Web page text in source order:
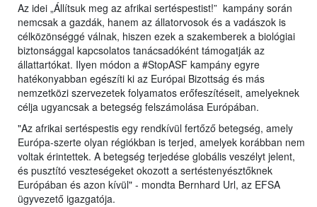
Az idei „Állítsuk meg az afrikai sertéspestist!” kampány során
nemcsak a gazdák, hanem az állatorvosok és a vadászok is
célközönséggé válnak, hiszen ezek a szakemberek a biológiai
biztonsággal kapcsolatos tanácsadóként támogatják az
állattartókat. Ilyen módon a #StopASF kampány egyre
hatékonyabban egészíti ki az Európai Bizottság és más
nemzetközi szervezetek folyamatos erőfeszítéseit, amelyeknek
célja ugyancsak a betegség felszámolása Európában.
"Az afrikai sertéspestis egy rendkívül fertőző betegség, amely
Európa-szerte olyan régiókban is terjed, amelyek korábban nem
voltak érintettek. A betegség terjedése globális veszélyt jelent,
és pusztító veszteségeket okozott a sertéstenyésztőknek
Európában és azon kívül" - mondta Bernhard Url, az EFSA
ügyvezető igazgatója.